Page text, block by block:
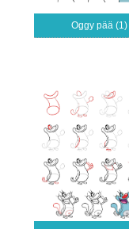
Oggy pää (1)